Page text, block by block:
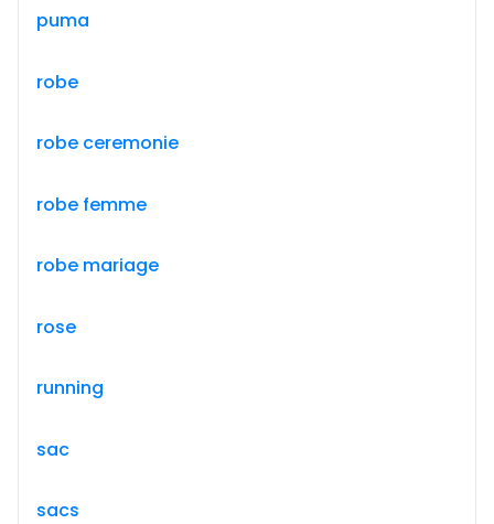
puma
robe
robe ceremonie
robe femme
robe mariage
rose
running
sac
sacs